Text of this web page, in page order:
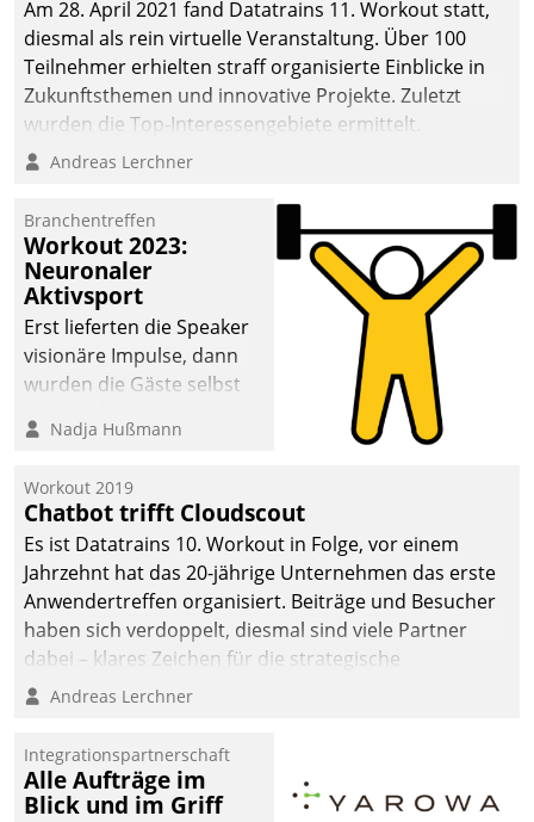
Zukunftspotenzial.
Am 28. April 2021 fand Datatrains 11. Workout statt,
diesmal als rein virtuelle Veranstaltung. Über 100
Teilnehmer erhielten straff organisierte Einblicke in
Zukunftsthemen und innovative Projekte. Zuletzt
wurden die Top-Interessengebiete ermittelt.
Andreas Lerchner
Branchentreffen
Workout 2023:
Neuronaler
Aktivsport
Erst lieferten die Speaker
visionäre Impulse, dann
wurden die Gäste selbst
methodisch
Quartier. Dazwischen
zeigte Datatrain, was es
Neues zu bieten hat.
Nadja Hußmann
Workout 2019
Chatbot trifft Cloudscout
Es ist Datatrains 10. Workout in Folge, vor einem
Jahrzehnt hat das 20-jährige Unternehmen das erste
Anwendertreffen organisiert. Beiträge und Besucher
haben sich verdoppelt, diesmal sind viele Partner
dabei – klares Zeichen für die strategische
Fokussierung auf den Kunden.
Andreas Lerchner
Integrationspartnerschaft
Alle Aufträge im
Blick und im Griff